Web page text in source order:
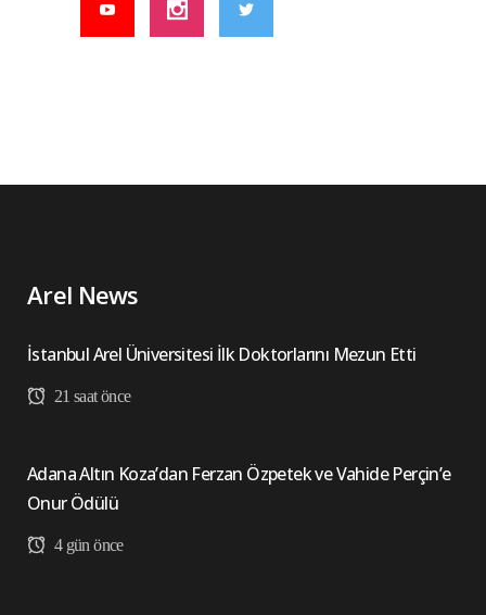
Arel News
İstanbul Arel Üniversitesi İlk Doktorlarını Mezun Etti
21 saat önce
Adana Altın Koza’dan Ferzan Özpetek ve Vahide Perçin’e
Onur Ödülü
4 gün önce